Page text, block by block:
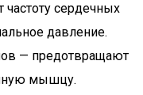
сердечных
давление.
— предотвращают
мышцу.